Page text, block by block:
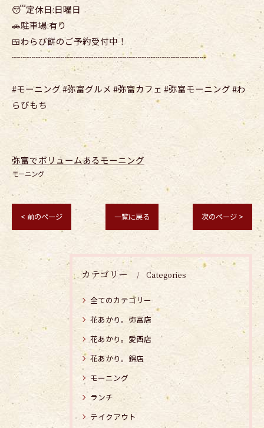
😴定休日:日曜日
🚗駐車場:有り
🍱わらび餅のご予約受付中！
┈┈┈┈┈┈┈┈┈┈┈┈┈┈┈┈┈┈┈┈┈┈
#モーニング #弥富グルメ #弥富カフェ #弥富モーニング #わ
らびもち
弥富でボリュームあるモーニング
モーニング
< 前のページ 一覧に戻る 次のページ >
カテゴリー Categories
全てのカテゴリー
花あかり。弥富店
花あかり。愛西店
花あかり。錦店
モーニング
ランチ
テイクアウト